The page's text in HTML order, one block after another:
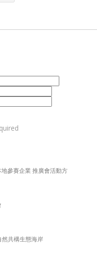
參賽企業 推廣會活動方
共構生態海岸